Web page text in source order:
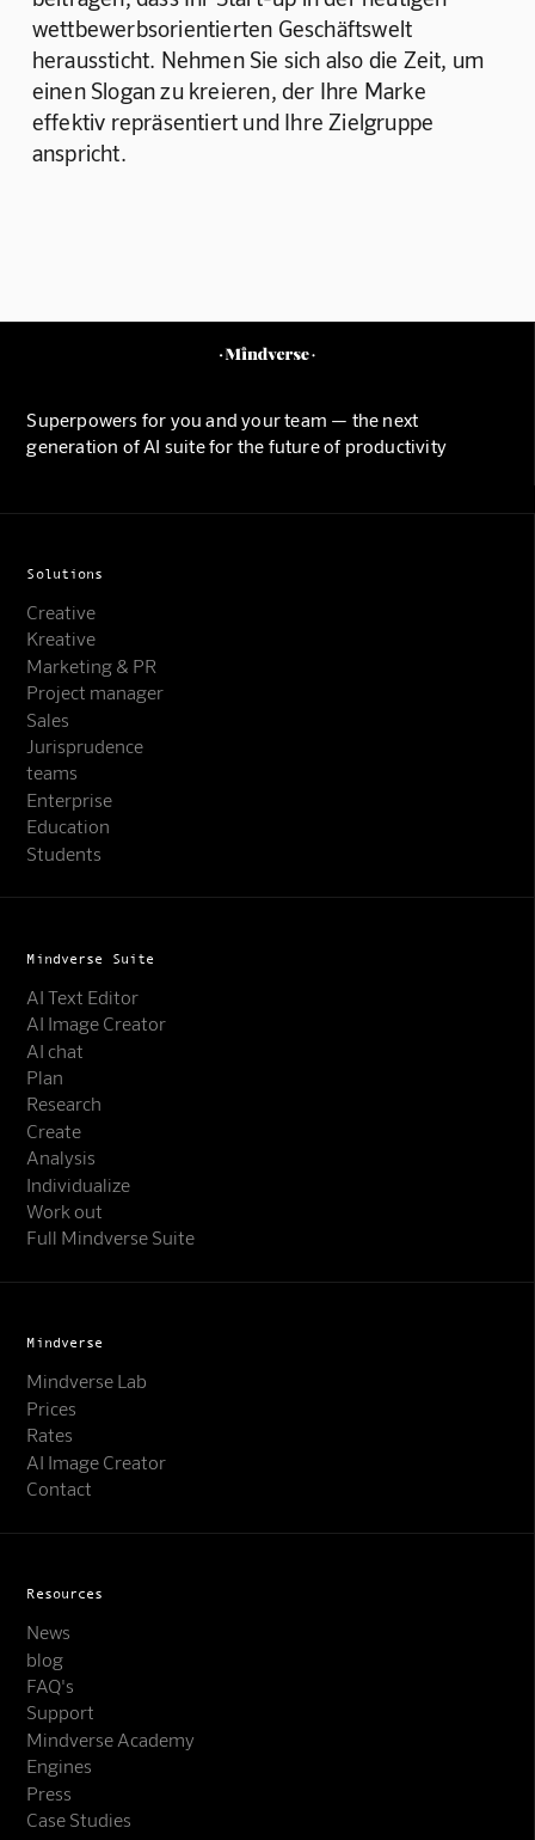
Online · KI-Assistent
wettbewerbsorientierten Geschäftswelt
heraussticht. Nehmen Sie sich also die Zeit, um
einen Slogan zu kreieren, der Ihre Marke
effektiv repräsentiert und Ihre Zielgruppe
anspricht.
Superpowers for you and your team — the next
generation of AI suite for the future of productivity
Solutions
Creative
Kreative
Marketing & PR
Project manager
Sales
Jurisprudence
teams
Enterprise
Education
Students
Mindverse Suite
AI Text Editor
AI Image Creator
AI chat
Plan
Research
Create
Analysis
Individualize
Work out
Full Mindverse Suite
Mindverse
Mindverse Lab
Prices
Rates
AI Image Creator
Contact
Resources
News
blog
FAQ's
Support
Mindverse Academy
Engines
Press
Case Studies